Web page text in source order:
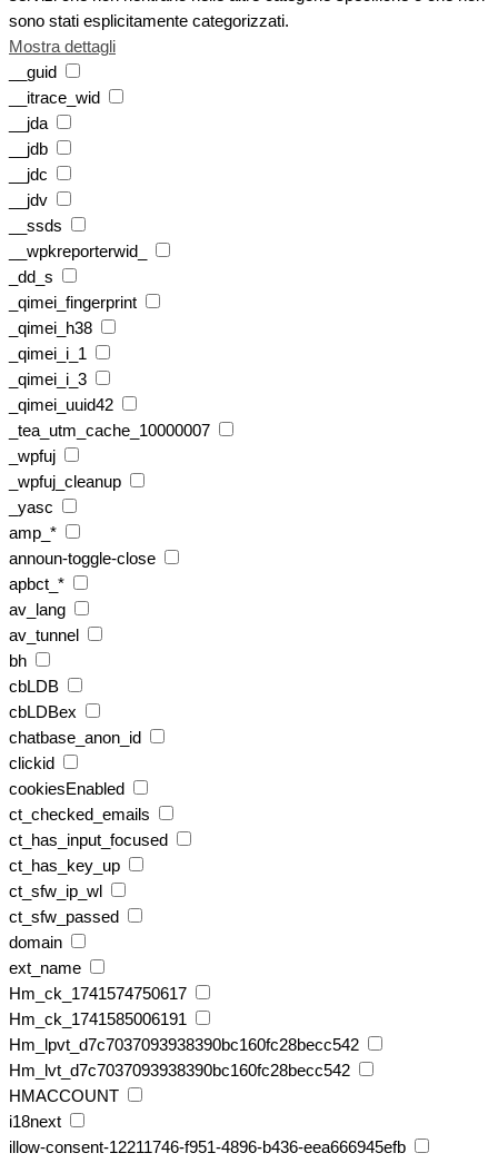
sono stati esplicitamente categorizzati.
Mostra dettagli
__guid
__itrace_wid
__jda
__jdb
__jdc
__jdv
__ssds
__wpkreporterwid_
_dd_s
_qimei_fingerprint
_qimei_h38
_qimei_i_1
_qimei_i_3
_qimei_uuid42
_tea_utm_cache_10000007
_wpfuj
_wpfuj_cleanup
_yasc
amp_*
announ-toggle-close
apbct_*
av_lang
av_tunnel
bh
cbLDB
cbLDBex
chatbase_anon_id
clickid
cookiesEnabled
ct_checked_emails
ct_has_input_focused
ct_has_key_up
ct_sfw_ip_wl
ct_sfw_passed
domain
ext_name
Hm_ck_1741574750617
Hm_ck_1741585006191
Hm_lpvt_d7c7037093938390bc160fc28becc542
Hm_lvt_d7c7037093938390bc160fc28becc542
HMACCOUNT
i18next
illow-consent-12211746-f951-4896-b436-eea666945efb